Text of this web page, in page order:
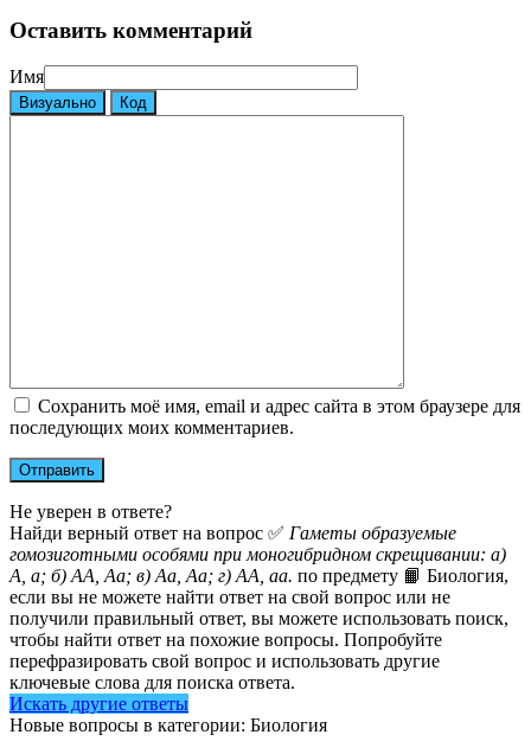
Оставить комментарий
Имя
Визуально Код
Сохранить моё имя, email и адрес сайта в этом браузере для
последующих моих комментариев.
Не уверен в ответе?
Найди верный ответ на вопрос ✅ Гаметы образуемые
гомозиготными особями при моногибридном скрещивании: а)
А, а; б) АА, Аа; в) Аа, Аа; г) АА, аа. по предмету 📙 Биология,
если вы не можете найти ответ на свой вопрос или не
получили правильный ответ, вы можете использовать поиск,
чтобы найти ответ на похожие вопросы. Попробуйте
перефразировать свой вопрос и использовать другие
ключевые слова для поиска ответа.
Искать другие ответы
Новые вопросы в категории: Биология